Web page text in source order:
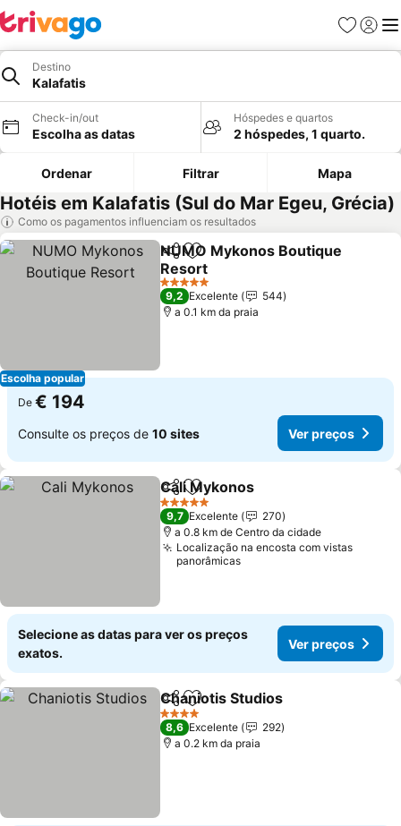
Favoritos
Iniciar
Destino
Kalafatis
Check-in/out
Escolha as datas
Hóspedes e quartos
2 hóspedes, 1 quarto.
Ordenar Filtrar Mapa
Hotéis em Kalafatis (Sul do Mar Egeu, Grécia)
Como os pagamentos influenciam os resultados
Escolha popular
PartilharAdicionar aos favoritos
NUMO Mykonos Boutique
Resort
Ver preços
5 Estrelas
9,2 Excelente
544
a 0.1 km da praia
De € 194
Consulte os preços de 10 sites Ver preços
PartilharAdicionar aos favoritos
Cali Mykonos
5 Estrelas
9,7 Excelente
270
a 0.8 km de Centro da cidade
Localização na encosta com vistas
panorâmicas
Selecione as datas para ver os preços
exatos.
Ver preços
PartilharAdicionar aos favoritos
Chaniotis Studios
4 Estrelas
8,6 Excelente
292
a 0.2 km da praia